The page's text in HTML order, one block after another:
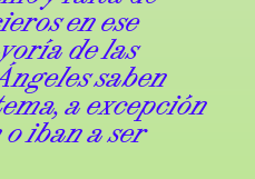
en ese
de las
saben
a excepción
iban a ser